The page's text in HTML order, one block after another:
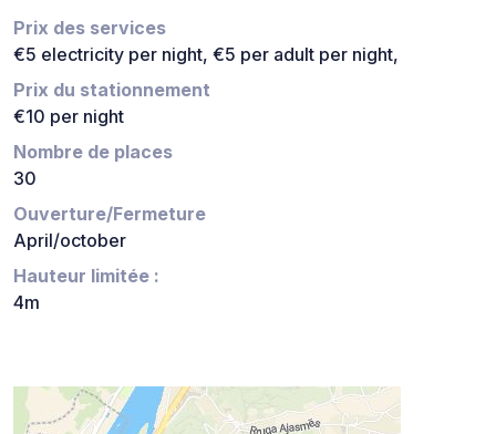
Prix des services
€5 electricity per night, €5 per adult per night,
Prix du stationnement
€10 per night
Nombre de places
30
Ouverture/Fermeture
April/october
Hauteur limitée :
4m